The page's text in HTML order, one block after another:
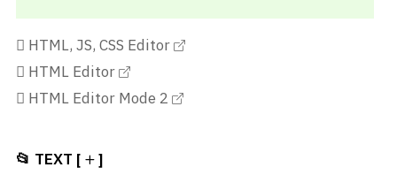
HTML, JS, CSS Editor
HTML Editor
HTML Editor Mode 2
📂 TEXT [ ]